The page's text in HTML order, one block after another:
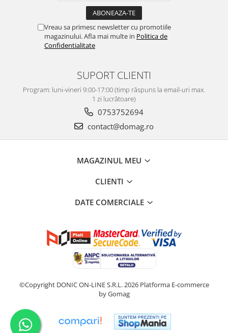
Vreau sa primesc newsletter cu promotiile
magazinului. Afla mai multe in Politica de
Confidentialitate
SUPORT CLIENTI
Program: luni-vineri 9:00-17:00 (timp răspuns la email-uri max.
1 zi lucrătoare)
0753752694
contact@domag.ro
MAGAZINUL MEU
CLIENTI
DATE COMERCIALE
©Copyright DONIC ON-LINE S.R.L. 2026 Platforma E-commerce
by Gomag